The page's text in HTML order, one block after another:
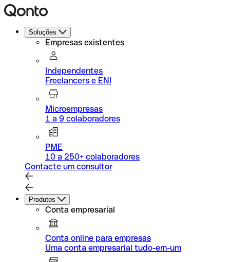
Soluções
Empresas existentes
Independentes
Freelancers e ENI
Microempresas
1 a 9 colaboradores
PME
10 a 250+ colaboradores
Contacte um consultor
Produtos
Conta empresarial
Conta online para empresas
Uma conta empresarial tudo-em-um